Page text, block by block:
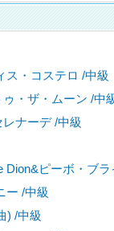
ス・コステロ /中級
・ザ・ムーン /中
ナーデ /中級
Dion&ピーボ・ブラ
ー /中級
) /中級